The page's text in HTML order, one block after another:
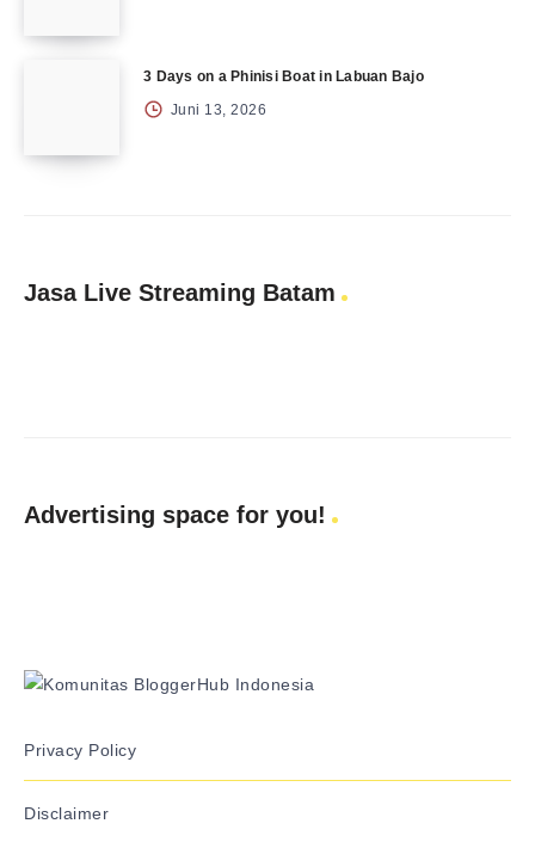
3 Days on a Phinisi Boat in Labuan Bajo
Juni 13, 2026
Jasa Live Streaming Batam
Advertising space for you!
Privacy Policy
Disclaimer